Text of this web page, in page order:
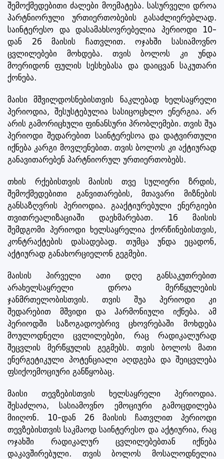
შემოქმედებითი ძალები მოემატება. სასურველი დროა
პარტნიორული ურთიერთობების გასაძლიერებლად.
საინტერესო და დასამახსოვრებელია პერიოდი 10-
დან 26 მაისის ჩათვლით. ოჯახში სასიამოვნო
ცვლილებები მოხდება. თვის ბოლოს კი უნდა
მოერიდონ ფულის სესხებასა და დაიცვან საკუთარი
ქონება.
მაისი მშვილდოსნებისთვის ნაკლებად ხელსაყრელი
პერიოდია, შესუსტებულია სასიცოცხლო ენერგია. არ
არის გამორიცხული ფინანსური პრობლემები. თვის შუა
პერიოდი შედარებით საინტერესოა და დატვირთული
იქნება კარგი მოვლენებით. თვის ბოლოს კი აქტიურად
განავითარებენ პარტნიორულ ურთიერთობებს.
თხის რქებისთვის მაისის თვე სულიერი ზრდის,
შემოქმედებითი განვითარების, მთავარი მიზნების
განსაზღვრის პერიოდია. გააქტიურებული ენერგიები
თვითრეალიზაციაში დაეხმარებათ. 16 მაისის
შემდგომი პერიოდი ხელსაყრელია ქორწინებისთვის,
კონტრაქტების დასადებად. თუმცა უნდა ეცადონ,
აქტიურად განახორციელონ გეგმები.
მაისის პირველი ათი დღე განსაკუთრებით
არახელსაყრელი დროა მერწყულების
ჯანმრთელობისთვის. თვის შუა პერიოდი კი
შედარებით მშვიდი და ჰარმონიული იქნება. ამ
პერიოდში საზოგადოებრივ ცხოვრებაში მოხდება
მოულოდნელი ცვლილებები, რაც რადიკალურად
შეცვლის მერწყულის გეგმებს. თვის ბოლოს მათი
ენერგეტიკული პოტენციალი აღდგება და შეიცვლება
ფსიქოემოციური განწყობაც.
მაისი თევზებისთვის ხელსაყრელი პერიოდია.
შესაძლოა, სასიამოვნო ემოციური გამოცდილება
მიიღონ. 10-დან 26 მაისის ჩათვლით პერიოდი
თევზებისთვის საკმაოდ საინტერესო და აქტიურია, რაც
ოჯახში რადიკალურ ცვლილებებთან იქნება
დაკავშირებული. თვის ბოლოს მოსალოდნელია